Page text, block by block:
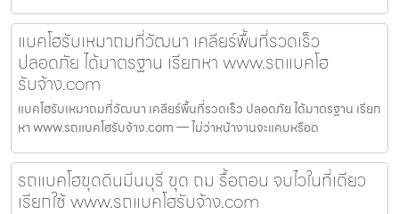
แบคโฮรับเหมาถมที่วัฒนา เคลียร์พื้นที่รวดเร็ว
ปลอดภัย ได้มาตรฐาน เรียกหา www.รถแบคโฮ
รับจ้าง.com
แบคโฮรับเหมาถมที่วัฒนา เคลียร์พื้นที่รวดเร็ว ปลอดภัย ได้มาตรฐาน เรียก
หา www.รถแบคโฮรับจ้าง.com — ไม่ว่าหน้างานจะแคบหรือด
รถแบคโฮขุดดินมีนบุรี ขุด ถม รื้อถอน จบไวในที่เดียว
เรียกใช้ www.รถแบคโฮรับจ้าง.com